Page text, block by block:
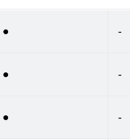
● -
● -
● -